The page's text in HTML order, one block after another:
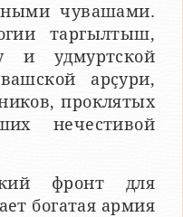
чувашами.
таргылтыш,
и удмуртской
арҫури,
проклятых
нечестивой
фронт для
богатая армия